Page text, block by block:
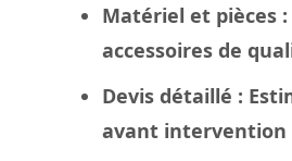
Matériel et pièces
accessoires de
Devis détaillé :
avant intervention